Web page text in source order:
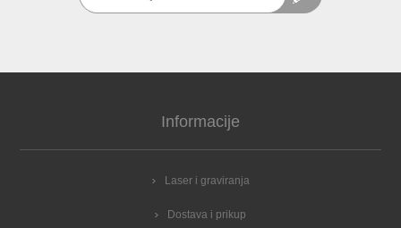
Informacije
Laser i graviranja
Dostava i prikup